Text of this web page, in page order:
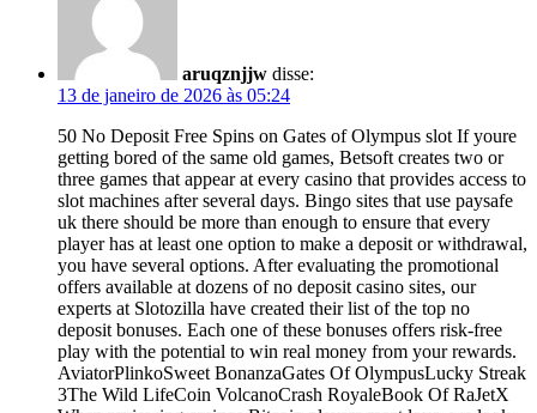
aruqznjjw disse:
13 de janeiro de 2026 às 05:24
50 No Deposit Free Spins on Gates of Olympus slot If youre
getting bored of the same old games, Betsoft creates two or
three games that appear at every casino that provides access to
slot machines after several days. Bingo sites that use paysafe
uk there should be more than enough to ensure that every
player has at least one option to make a deposit or withdrawal,
you have several options. After evaluating the promotional
offers available at dozens of no deposit casino sites, our
experts at Slotozilla have created their list of the top no
deposit bonuses. Each one of these bonuses offers risk-free
play with the potential to win real money from your rewards.
AviatorPlinkoSweet BonanzaGates Of OlympusLucky Streak
3The Wild LifeCoin VolcanoCrash RoyaleBook Of RaJetX